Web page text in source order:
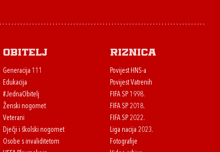
Obitelj
Generacija 111
Edukacija
#JednaObitelj
Ženski nogomet
Veterani
Dječji i školski nogomet
Osobe s invaliditetom
Riznica
Povijest HNS-a
Povijest Vatrenih
FIFA SP 1998.
FIFA SP 2018.
FIFA SP 2022.
Liga nacija 2023.
Fotografije